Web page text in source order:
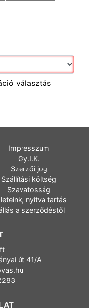
választás
Impresszum
Gy.I.K.
Szerzői jog
Szállítási költség
Szavatosság
nyitva tartás
a szerződéstől
út 41/A